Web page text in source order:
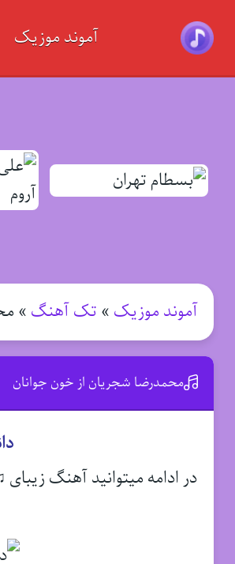
آموند موزیک
آموند موزیک » تک آهنگ »
محمدرضا شجریان از خون جوانان
در ادامه میتوانید آهنگ